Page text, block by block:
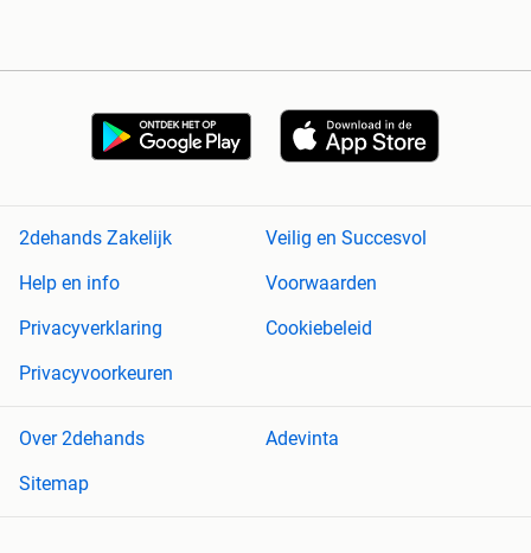
2dehands Zakelijk
Veilig en Succesvol
Help en info
Voorwaarden
Privacyverklaring
Cookiebeleid
Privacyvoorkeuren
Over 2dehands
Adevinta
Sitemap